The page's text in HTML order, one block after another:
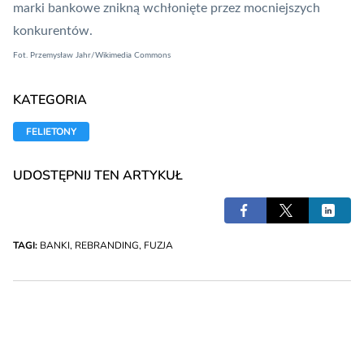
marki bankowe znikną wchłonięte przez mocniejszych
konkurentów.
Fot. Przemysław Jahr/Wikimedia Commons
KATEGORIA
FELIETONY
UDOSTĘPNIJ TEN ARTYKUŁ
TAGI: BANKI, REBRANDING, FUZJA